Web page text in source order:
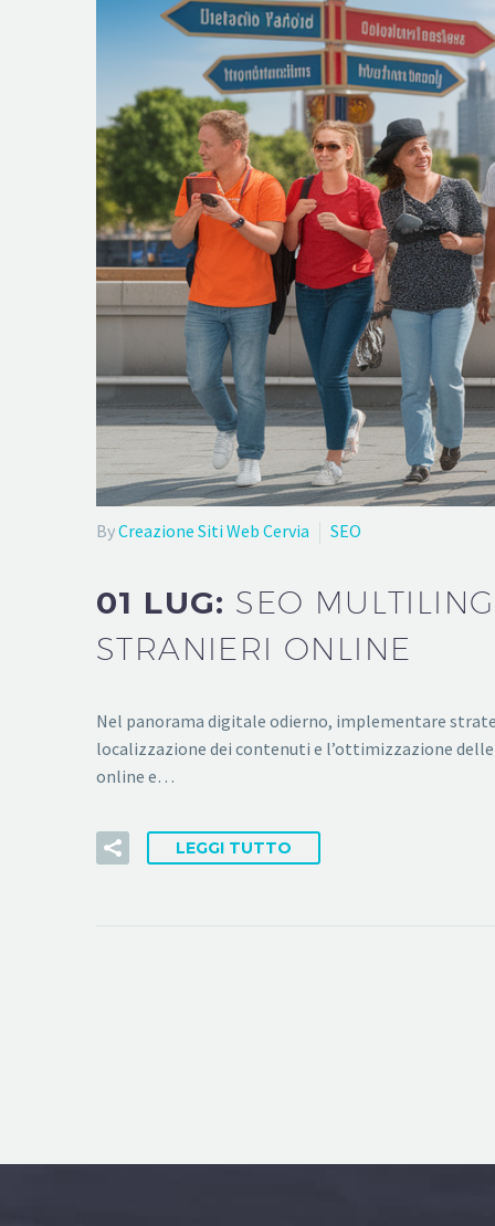
ByCreazione Siti Web Cervia SEO
01 LUG: SEO
STRANIERI ONLINE
Nel panorama digitale odierno, implementare
localizzazione dei contenuti e l’ottimizzazione
online e…
LEGGI TUTTO